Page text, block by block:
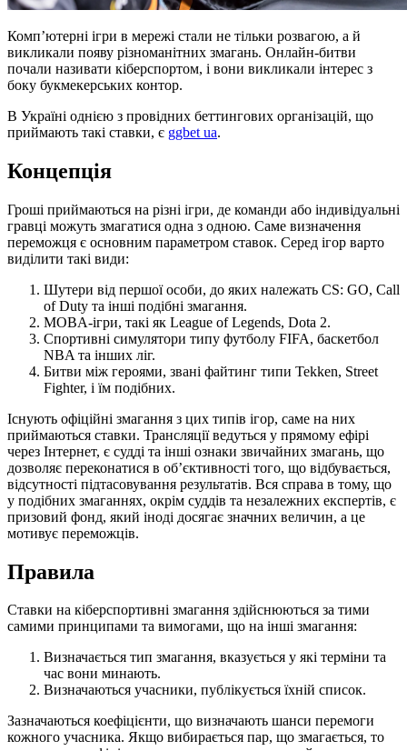
Комп’ютерні ігри в мережі стали не тільки розвагою, а й
викликали появу різноманітних змагань. Онлайн-битви
почали називати кіберспортом, і вони викликали інтерес з
боку букмекерських контор.
В Україні однією з провідних беттингових організацій, що
приймають такі ставки, є ggbet ua.
Концепція
Гроші приймаються на різні ігри, де команди або індивідуальні
гравці можуть змагатися одна з одною. Саме визначення
переможця є основним параметром ставок. Серед ігор варто
виділити такі види:
Шутери від першої особи, до яких належать CS: GO, Call
of Duty та інші подібні змагання.
MOBA-ігри, такі як League of Legends, Dota 2.
Спортивні симулятори типу футболу FIFA, баскетбол
NBA та інших ліг.
Битви між героями, звані файтинг типи Tekken, Street
Fighter, і їм подібних.
Існують офіційні змагання з цих типів ігор, саме на них
приймаються ставки. Трансляції ведуться у прямому ефірі
через Інтернет, є судді та інші ознаки звичайних змагань, що
дозволяє переконатися в об’єктивності того, що відбувається,
відсутності підтасовування результатів. Вся справа в тому, що
у подібних змаганнях, окрім суддів та незалежних експертів, є
призовий фонд, який іноді досягає значних величин, а це
мотивує переможців.
Правила
Ставки на кіберспортивні змагання здійснюються за тими
самими принципами та вимогами, що на інші змагання:
Визначається тип змагання, вказується у які терміни та
час вони минають.
Визначаються учасники, публікується їхній список.
Зазначаються коефіцієнти, що визначають шанси перемоги
кожного учасника. Якщо вибирається пар, що змагається, то